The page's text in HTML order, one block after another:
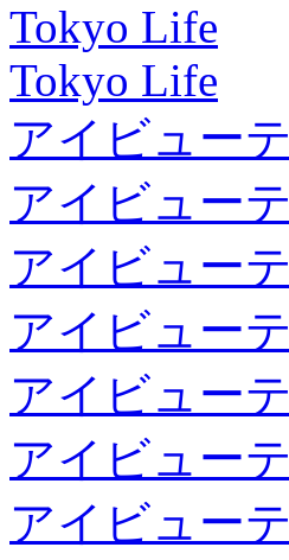
Tokyo Life
Tokyo Life
アイビュー
アイビュー
アイビュー
アイビュー
アイビュー
アイビュー
アイビュー